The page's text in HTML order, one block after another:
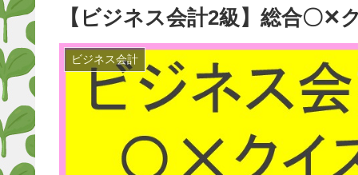
【ビジネス会計2級】総合〇✕
ビジネス会計